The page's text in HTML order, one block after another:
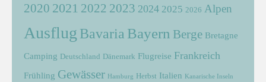
2020 2021 2022 2023 2024 2025 2026 Alpen
Ausflug Bavaria Bayern Berge Bretagne
Camping Deutschland Dänemark Flugreise Frankreich
Frühling Gewässer Hamburg Herbst Italien Kanarische Inseln